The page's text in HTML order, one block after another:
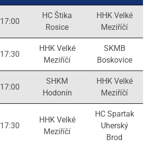
17:00
HC Štika
Rosice
HHK Velké
Meziříčí
17:30
HHK Velké
Meziříčí
SKMB
Boskovice
17:00
SHKM
Hodonín
HHK Velké
Meziříčí
17:30
HHK Velké
Meziříčí
HC Spartak
Uherský
Brod